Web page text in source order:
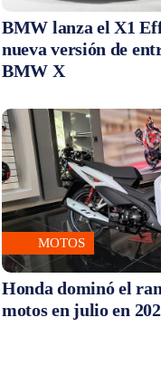
BMW lanza el X1
nueva versión de
BMW X
MOTOS
Honda dominó el
motos en julio en